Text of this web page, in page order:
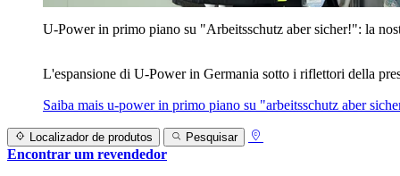
U‑Power in primo piano su "Arbeitsschutz aber sicher!": la
L'espansione di U‑Power in Germania sotto i riflettori della
Saiba mais u‑power in primo piano su "arbeitsschutz aber
Localizador de produtos Pesquisar
Encontrar um revendedor